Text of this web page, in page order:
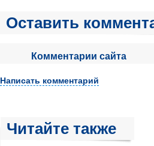
Оставить
Комментарии сайта
Написать комментарий
Читайте также